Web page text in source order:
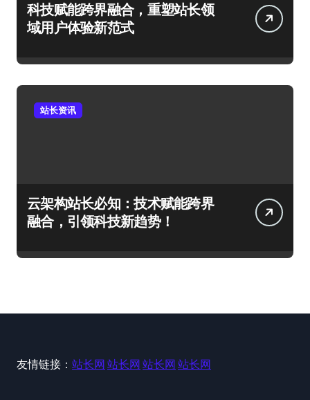
科技赋能跨界融合，重塑站长领
域用户体验新范式
站长资讯
云架构站长必知：技术赋能跨界
融合，引领科技新趋势！
友情链接： 站长网 站长网 站长网 站长网